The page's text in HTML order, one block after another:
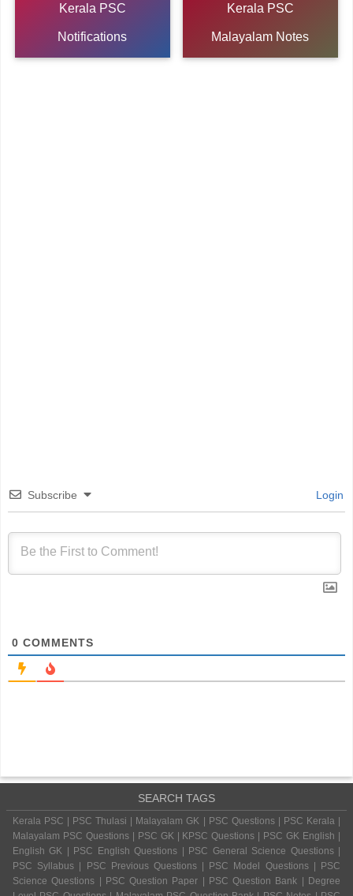
Kerala PSC
Notifications
Kerala PSC
Malayalam Notes
Subscribe Login
0 COMMENTS
SEARCH TAGS
Kerala PSC | PSC Thulasi | Malayalam GK | PSC Questions | PSC Kerala |
Malayalam PSC Questions | PSC GK | KPSC Questions | PSC GK English |
English GK | PSC English Questions | PSC General Science Questions |
PSC Syllabus | PSC Previous Questions | PSC Model Questions | PSC
Science Questions | PSC Question Paper | PSC Question Bank | Degree